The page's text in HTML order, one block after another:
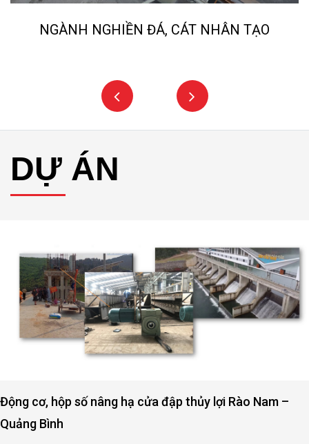
NGÀNH NGHIỀN ĐÁ, CÁT NHÂN TẠO
DỰ ÁN
Động cơ, hộp số nâng hạ cửa đập thủy lợi Rào Nam –
Quảng Bình